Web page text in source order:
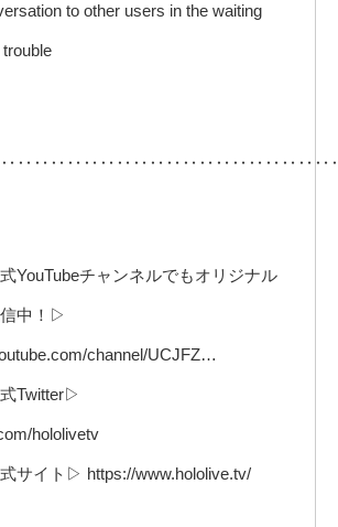
to other users in the waiting
YouTubeチャンネルでもオリジナル
中！▷
channel/UCJFZ…
Twitter▷
hololivetv
サイト▷ https://www.hololive.tv/